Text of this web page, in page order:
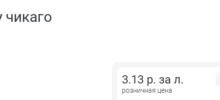
3.13 р. за л.
розничная цена